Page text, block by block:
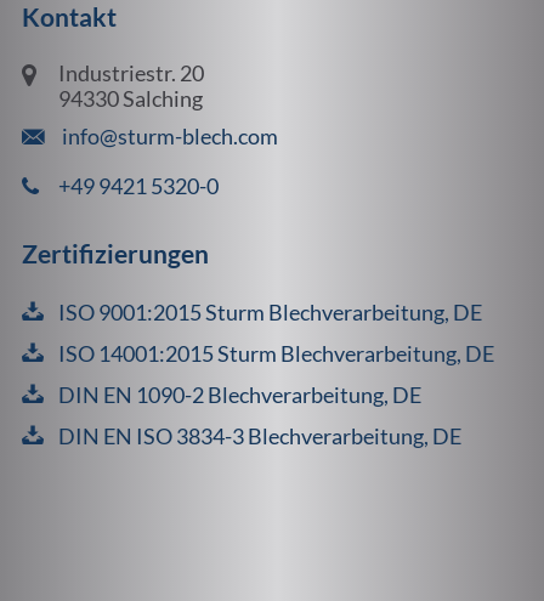
Kontakt
Industriestr. 20
94330 Salching
info@sturm-blech.com
+49 9421 5320-0
Zertifizierungen
ISO 9001:2015 Sturm Blechverarbeitung, DE
ISO 14001:2015 Sturm Blechverarbeitung, DE
DIN EN 1090-2 Blechverarbeitung, DE
DIN EN ISO 3834-3 Blechverarbeitung, DE